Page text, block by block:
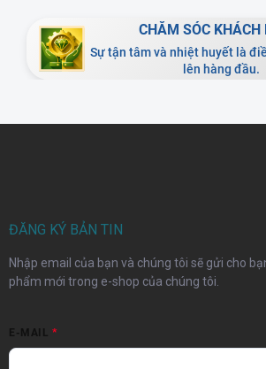
CHĂM SÓC KHÁCH
Sự tận tâm và nhiệt huyết là
lên hàng đầu.
ĐĂNG KÝ BẢN TIN
Nhập email của bạn và chúng tôi sẽ gửi cho
phẩm mới trong e-shop của chúng tôi.
E-MAIL